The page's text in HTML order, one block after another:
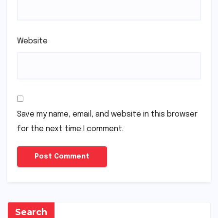
Website
Save my name, email, and website in this browser
for the next time I comment.
Search